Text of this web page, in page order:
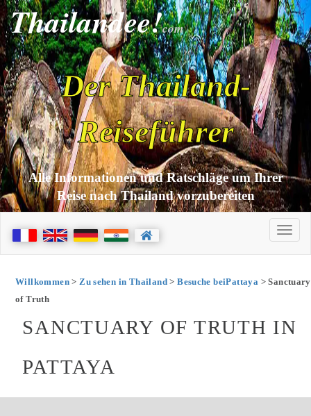
Thailandee!com
Der Thailand-
Reiseführer
Alle Informationen und Ratschläge um Ihrer
Reise nach Thailand vorzubereiten
Willkommen>Zu sehen in Thailand>Besuche beiPattaya > Sanctuary
of Truth
SANCTUARY OF TRUTH IN
PATTAYA